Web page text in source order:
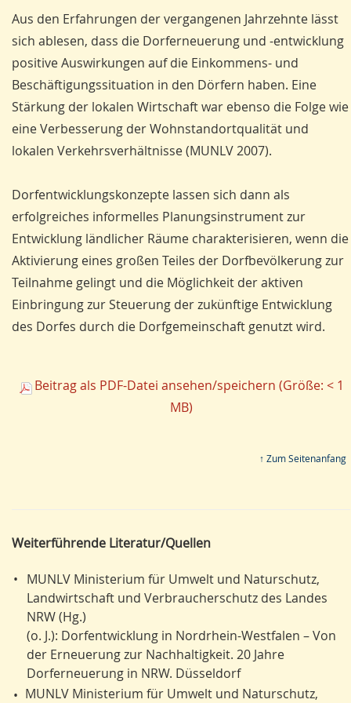
Aus den Erfahrungen der vergangenen Jahrzehnte lässt
sich ablesen, dass die Dorferneuerung und -entwicklung
positive Auswirkungen auf die Einkommens- und
Beschäftigungssituation in den Dörfern haben. Eine
Stärkung der lokalen Wirtschaft war ebenso die Folge wie
eine Verbesserung der Wohnstandortqualität und
lokalen Verkehrsverhältnisse (MUNLV 2007).
Dorfentwicklungskonzepte lassen sich dann als
erfolgreiches informelles Planungsinstrument zur
Entwicklung ländlicher Räume charakterisieren, wenn die
Aktivierung eines großen Teiles der Dorfbevölkerung zur
Teilnahme gelingt und die Möglichkeit der aktiven
Einbringung zur Steuerung der zukünftige Entwicklung
des Dorfes durch die Dorfgemeinschaft genutzt wird.
Beitrag als PDF-Datei ansehen/speichern (Größe: < 1
MB)
↑ Zum Seitenanfang
Weiterführende Literatur/Quellen
• MUNLV Ministerium für Umwelt und Naturschutz,
Landwirtschaft und Verbraucherschutz des Landes
NRW (Hg.)
(o. J.): Dorfentwicklung in Nordrhein-Westfalen – Von
der Erneuerung zur Nachhaltigkeit. 20 Jahre
Dorferneuerung in NRW. Düsseldorf
• MUNLV Ministerium für Umwelt und Naturschutz,